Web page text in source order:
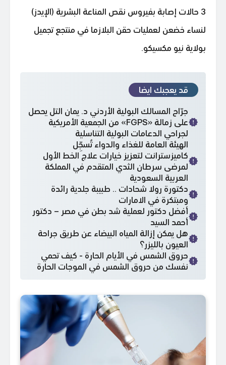
3 حالات إصابة بفيروس نقص المناعة البشرية (الإيدز)
لنساء خضعن لعمليات حقن البلازما في منتجع تجميل
بولاية نيو مكسيكو.
قد يعجبك ايضا
جرّاح المسالك البولية الأردني د. يمان التل يحصل
على زمالة «FGPS» من الجمعية الأمريكية
لجراحي الدعامات البولية التناسلية
الهيئة العامة للغذاء والدواء تُسجِّل
كاميزسترانت لتعزيز خيارات علاج الخط الأول
لمرضى سرطان الثدي المتقدم في المملكة
العربية السعودية
دكتورة رولا شحادات .. طبيبة جلدية رائدة
ومبتكرة في الامارات
أفضل دكتور لعملية شد بطن في مصر – دكتور
أحمد السيد
هل يمكن إزالة المياه البيضاء عن طريق جراحة
العيون بالليزر؟
حروق الشمس في الأيام الحارة - كيف تحمي
نفسك من حروق الشمس في الموجات الحارة